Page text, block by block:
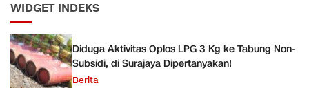
WIDGET INDEKS
Diduga Aktivitas Oplos LPG 3 Kg ke Tabung Non-
Subsidi, di Surajaya Dipertanyakan!
Berita